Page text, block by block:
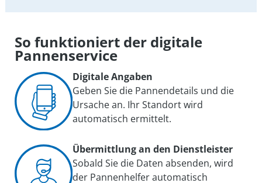
So funktioniert der digitale
Pannenservice
Digitale Angaben
Geben Sie die Pannendetails und die
Ursache an. Ihr Standort wird
automatisch ermittelt.
Übermittlung an den Dienstleister
Sobald Sie die Daten absenden, wird
der Pannenhelfer automatisch